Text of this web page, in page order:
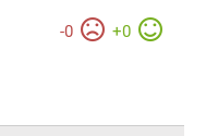
-0 +0